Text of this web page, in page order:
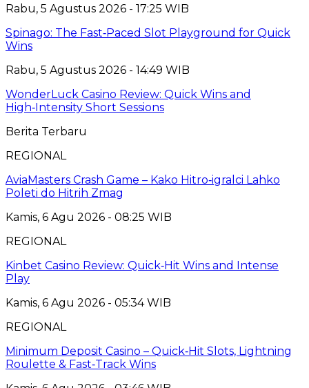
Rabu, 5 Agustus 2026 - 17:25 WIB
Spinago: The Fast‑Paced Slot Playground for Quick
Wins
Rabu, 5 Agustus 2026 - 14:49 WIB
WonderLuck Casino Review: Quick Wins and
High‑Intensity Short Sessions
Berita Terbaru
REGIONAL
AviaMasters Crash Game – Kako Hitro‑igralci Lahko
Poleti do Hitrih Zmag
Kamis, 6 Agu 2026 - 08:25 WIB
REGIONAL
Kinbet Casino Review: Quick‑Hit Wins and Intense
Play
Kamis, 6 Agu 2026 - 05:34 WIB
REGIONAL
Minimum Deposit Casino – Quick‑Hit Slots, Lightning
Roulette & Fast‑Track Wins